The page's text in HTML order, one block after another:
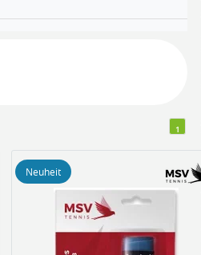
1
Neuheit